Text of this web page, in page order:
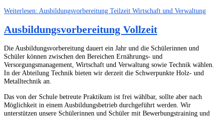
Weiterlesen: Ausbildungsvorbereitung Teilzeit Wirtschaft und Verwaltung
Ausbildungsvorbereitung Vollzeit
Die Ausbildungsvorbereitung dauert ein Jahr und die Schülerinnen und
Schüler können zwischen den Bereichen Ernährungs- und
Versorgungsmanagement, Wirtschaft und Verwaltung sowie Technik wählen.
In der Abteilung Technik bieten wir derzeit die Schwerpunkte Holz- und
Metalltechnik an.
Das von der Schule betreute Praktikum ist frei wählbar, sollte aber nach
Möglichkeit in einem Ausbildungsbetrieb durchgeführt werden. Wir
unterstützen unsere Schülerinnen und Schüler mit Bewerbungstraining und